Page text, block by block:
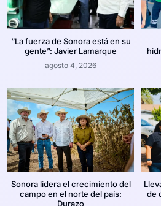
“La fuerza de Sonora está en su
gente”: Javier Lamarque
agosto 4, 2026
Sonora lidera el crecimiento del
campo en el norte del país:
Durazo
de